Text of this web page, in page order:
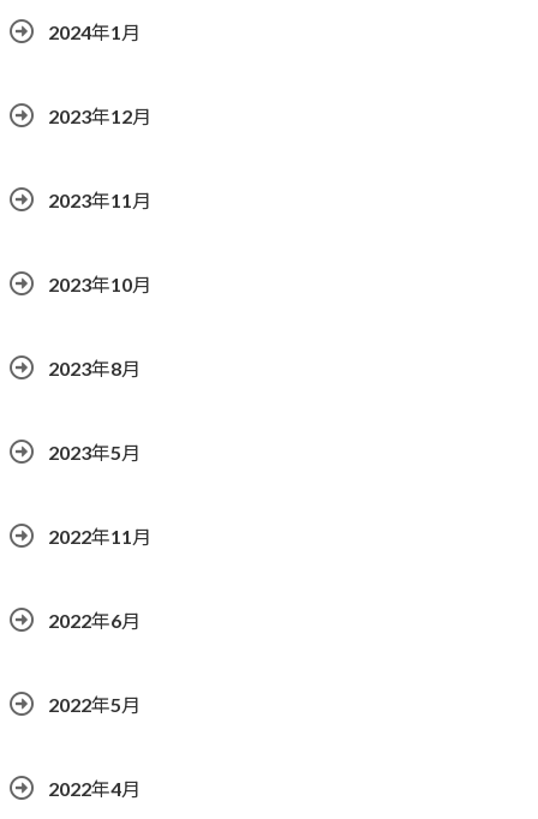
2024年1月
2023年12月
2023年11月
2023年10月
2023年8月
2023年5月
2022年11月
2022年6月
2022年5月
2022年4月